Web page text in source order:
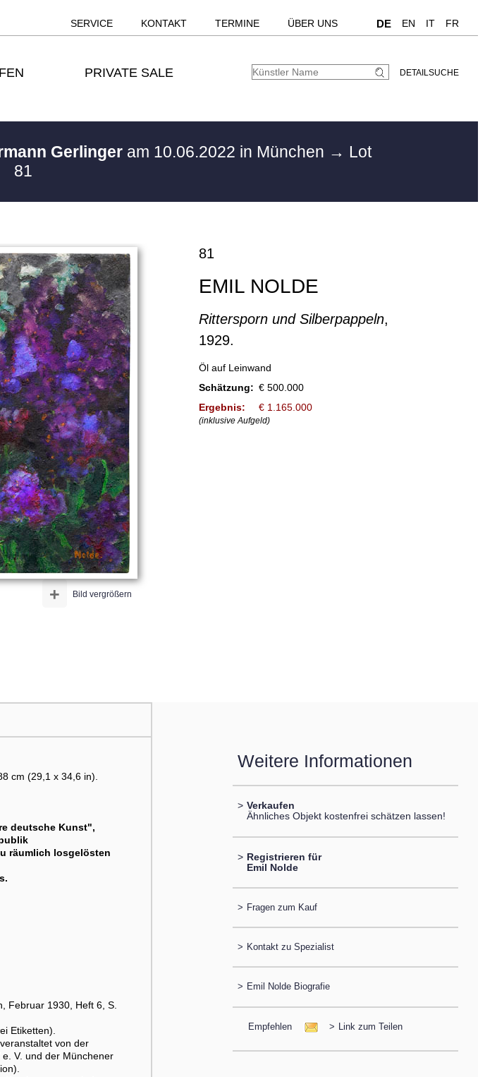
SERVICE KONTAKT TERMINE ÜBER UNS DE EN IT FR
PRIVATE SALE DETAILSUCHE
Gerlinger am 10.06.2022 in München → Lot
81
Bild vergrößern
+
81
EMIL NOLDE
Rittersporn und Silberpappeln,
1929.
Öl auf Leinwand
Schätzung: € 500.000
Ergebnis:
€ 1.165.000
(inklusive Aufgeld)
cm (29,1 x 34,6 in).
deutsche Kunst",
räumlich losgelösten
Februar 1930, Heft 6, S.
Etiketten).
von der
V. und der Münchener
Weitere Informationen
> Verkaufen
Ähnliches Objekt kostenfrei schätzen lassen!
> Registrieren für
Emil Nolde
> Fragen zum Kauf
> Kontakt zu Spezialist
> Emil Nolde Biografie
Empfehlen > Link zum Teilen